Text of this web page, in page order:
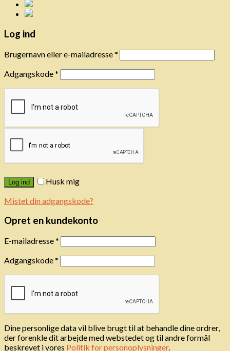
Log ind
Brugernavn eller e-mailadresse*
Adgangskode*
Log ind
Husk mig
Mistet din adgangskode?
Opret en kundekonto
E-mailadresse*
Adgangskode*
Dine personlige data vil blive brugt til at behandle dine ordrer,
der forenkle dit arbejde med webstedet og til andre formål
beskrevet i vores Politik for personoplysninger.